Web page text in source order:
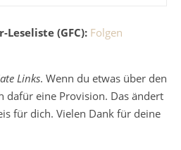
Leseliste (GFC): Folgen
Links. Wenn du etwas über den
dafür eine Provision. Das ändert
für dich. Vielen Dank für deine